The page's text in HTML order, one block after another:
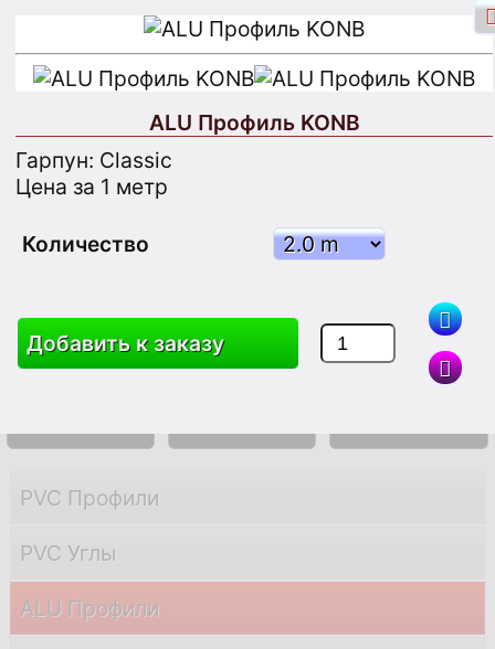
Вход через Facebook
Зарегистрироваться
Поиск
PVC Профили
PVC Углы
ALU Профили
ALU Профиль KONB
Гарпун: Classic
Цена за 1 метр
Количество
Добавить к заказу